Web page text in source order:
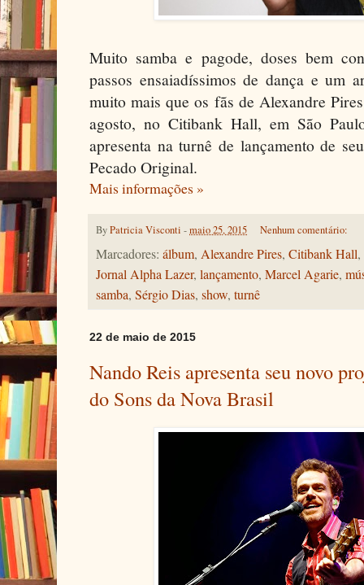
Muito samba e pagode, doses bem
passos ensaiadíssimos de dança e um
muito mais que os fãs de Alexandre
agosto, no Citibank Hall, em São
apresenta na turnê de lançamento de
Pecado Original.
Mais informações »
ByPatricia Visconti -maio 25, 2015 Nenhum comentário:
Marcadores: álbum, Alexandre Pires, Citibank Hall,
Jornal Alpha Lazer, lançamento, Marcel Agarie,
samba, Sérgio Dias, show, turnê
22 de maio de 2015
Nando Reis apresenta seu novo
do Sons da Nova Brasil